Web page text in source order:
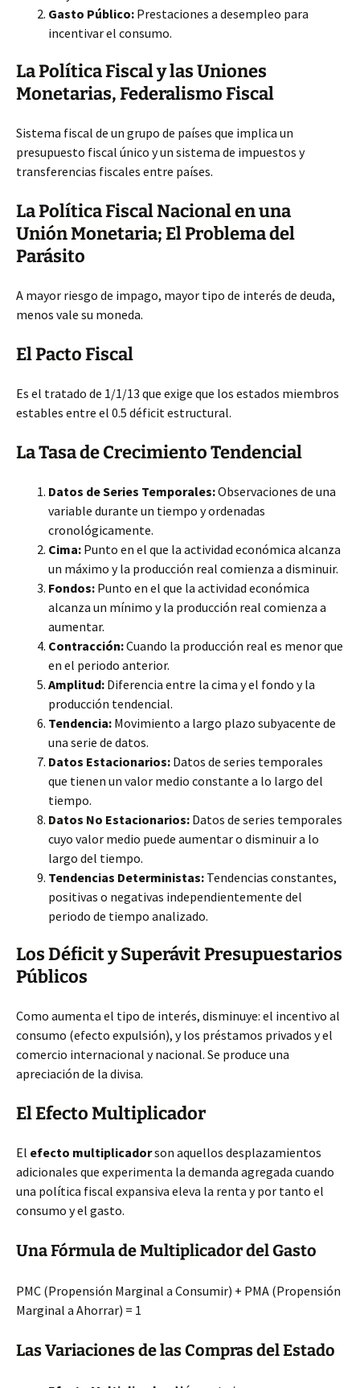
Gasto Público: Prestaciones a desempleo para
incentivar el consumo.
La Política Fiscal y las Uniones
Monetarias, Federalismo Fiscal
Sistema fiscal de un grupo de países que implica un
presupuesto fiscal único y un sistema de impuestos y
transferencias fiscales entre países.
La Política Fiscal Nacional en una
Unión Monetaria; El Problema del
Parásito
A mayor riesgo de impago, mayor tipo de interés de deuda,
menos vale su moneda.
El Pacto Fiscal
Es el tratado de 1/1/13 que exige que los estados miembros
estables entre el 0.5 déficit estructural.
La Tasa de Crecimiento Tendencial
Datos de Series Temporales:Observaciones de una
variable durante un tiempo y ordenadas
cronológicamente.
Cima: Punto en el que la actividad económica alcanza
un máximo y la producción real comienza a disminuir.
Fondos: Punto en el que la actividad económica
alcanza un mínimo y la producción real comienza a
aumentar.
Contracción:Cuando la producción real es menor que
en el periodo anterior.
Amplitud: Diferencia entre la cima y el fondo y la
producción tendencial.
Tendencia: Movimiento a largo plazo subyacente de
una serie de datos.
Datos Estacionarios: Datos de series temporales
que tienen un valor medio constante a lo largo del
tiempo.
Datos No Estacionarios: Datos de series temporales
cuyo valor medio puede aumentar o disminuir a lo
largo del tiempo.
Tendencias Deterministas: Tendencias constantes,
positivas o negativas independientemente del
periodo de tiempo analizado.
Los Déficit y Superávit Presupuestarios
Públicos
Como aumenta el tipo de interés, disminuye: el incentivo al
consumo (efecto expulsión), y los préstamos privados y el
comercio internacional y nacional. Se produce una
apreciación de la divisa.
El Efecto Multiplicador
El efecto multiplicadorson aquellos desplazamientos
adicionales que experimenta la demanda agregada cuando
una política fiscal expansiva eleva la renta y por tanto el
consumo y el gasto.
Una Fórmula de Multiplicador del Gasto
PMC (Propensión Marginal a Consumir) + PMA (Propensión
Marginal a Ahorrar) = 1
Las Variaciones de las Compras del Estado